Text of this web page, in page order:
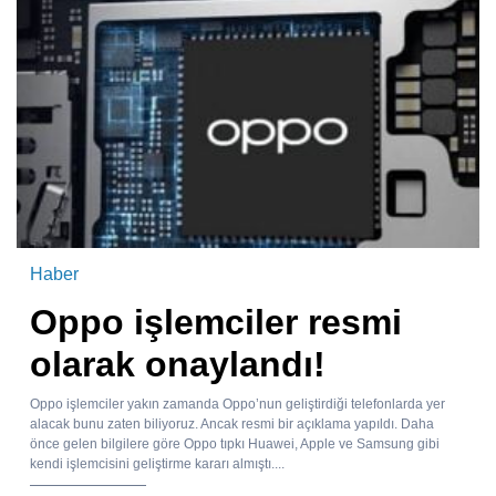
Haber
Oppo işlemciler resmi
olarak onaylandı!
Oppo işlemciler yakın zamanda Oppo’nun geliştirdiği telefonlarda yer
alacak bunu zaten biliyoruz. Ancak resmi bir açıklama yapıldı. Daha
önce gelen bilgilere göre Oppo tıpkı Huawei, Apple ve Samsung gibi
kendi işlemcisini geliştirme kararı almıştı....